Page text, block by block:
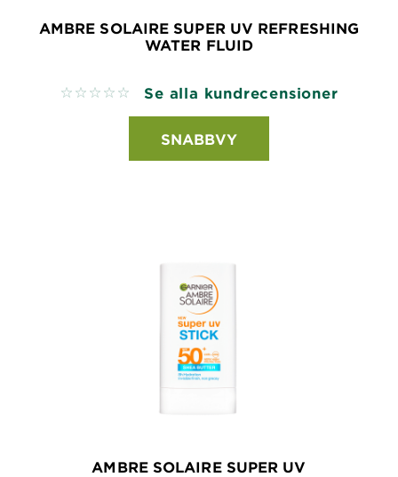
AMBRE SOLAIRE SUPER UV REFRESHING
WATER FLUID
No reviews Se alla kundrecensioner
SNABBVY
AMBRE SOLAIRE SUPER UV